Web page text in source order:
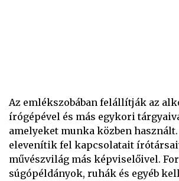
Az emlékszobában felállítják az
írógépével és más egykori
amelyeket munka közben
elevenítik fel kapcsolatait
művészvilág más képviselőivel.
súgópéldányok, ruhák és egyéb